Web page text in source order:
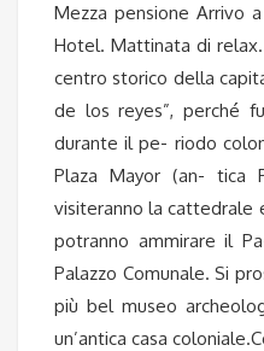
Mezza pensione Arrivo
Hotel. Mattinata di
centro storico della
de los reyes”, perché
durante il pe- riodo
Plaza Mayor (an- tica
visiteranno la cattedrale
potranno ammirare il
Palazzo Comunale. Si
più bel museo
un’antica casa